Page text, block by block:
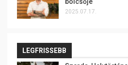
2025.07.17.
LEGFRISSEBB